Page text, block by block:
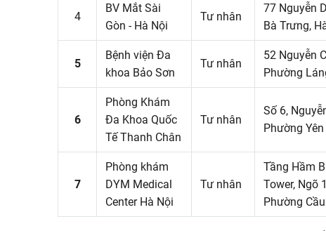
4
BV Mắt Sài
Gòn - Hà Nội
Tư nhân
77 Nguyễn
Bà Trưng,
5
Bệnh viện Đa
khoa Bảo Sơn
Tư nhân
52 Nguyễn
Phường
6
Phòng Khám
Đa Khoa Quốc
Tế Thanh Chân
Tư nhân
Số 6,
Phường
7
Phòng khám
DYM Medical
Center Hà Nội
Tư nhân
Tầng Hầm
Tower, Ngõ
Phường